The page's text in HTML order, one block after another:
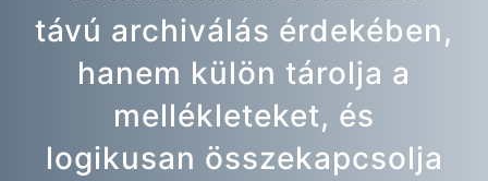
távú archiválás érdekében,
hanem külön tárolja a
mellékleteket, és
logikusan összekapcsolja